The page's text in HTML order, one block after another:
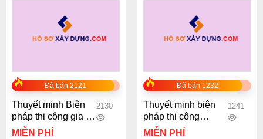
Đã bán 2121
Thuyết minh Biện
pháp thi công gia cố
mái taluy
2130
MIỄN PHÍ
Đã bán 1232
Thuyết minh biện
pháp thi công
đường giao thông
1241
MIỄN PHÍ